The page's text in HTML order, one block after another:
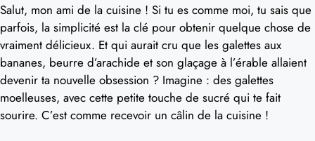
Salut, mon ami de la cuisine ! Si tu es comme moi, tu sais que
parfois, la simplicité est la clé pour obtenir quelque chose de
vraiment délicieux. Et qui aurait cru que les galettes aux
bananes, beurre d’arachide et son glaçage à l’érable allaient
devenir ta nouvelle obsession ? Imagine : des galettes
moelleuses, avec cette petite touche de sucré qui te fait
sourire. C’est comme recevoir un câlin de la cuisine !